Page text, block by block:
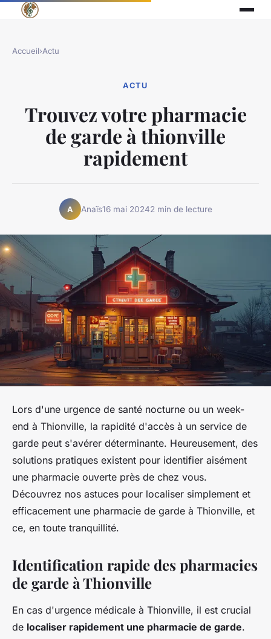
Accueil›Actu
ACTU
Trouvez votre pharmacie
de garde à thionville
rapidement
A Anaïs16 mai 20242 min de lecture
Lors d'une urgence de santé nocturne ou un week-
end à Thionville, la rapidité d'accès à un service de
garde peut s'avérer déterminante. Heureusement, des
solutions pratiques existent pour identifier aisément
une pharmacie ouverte près de chez vous.
Découvrez nos astuces pour localiser simplement et
efficacement une pharmacie de garde à Thionville, et
ce, en toute tranquillité.
Identification rapide des pharmacies
de garde à Thionville
En cas d'urgence médicale à Thionville, il est crucial
de localiser rapidement une pharmacie de garde.